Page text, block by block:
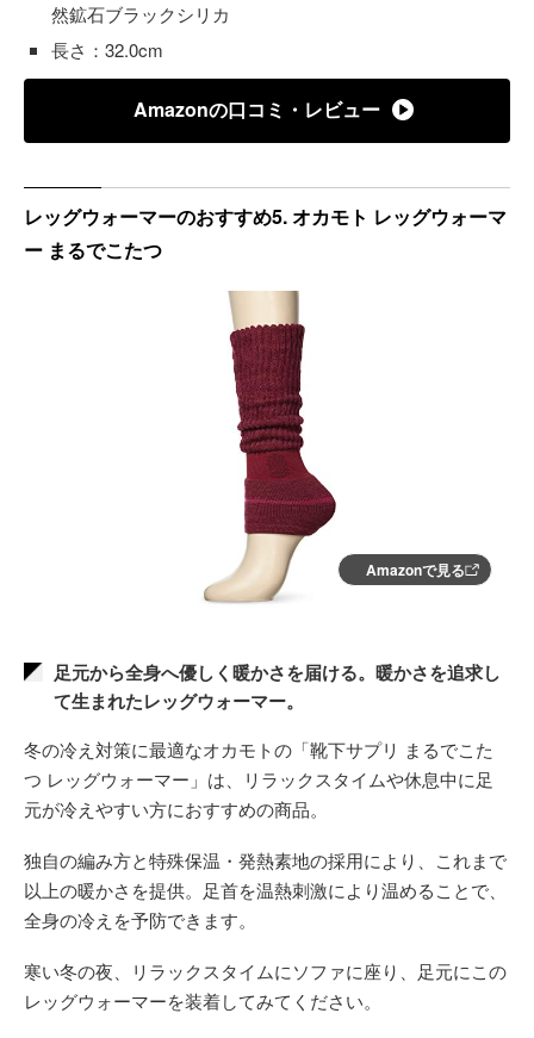
然鉱石ブラックシリカ
長さ：32.0cm
Amazonの口コミ・レビュー
レッグウォーマーのおすすめ5. オカモト レッグウォーマ
ー まるでこたつ
Amazonで見る
足元から全身へ優しく暖かさを届ける。暖かさを追求し
て生まれたレッグウォーマー。
冬の冷え対策に最適なオカモトの「靴下サプリ まるでこた
つ レッグウォーマー」は、リラックスタイムや休息中に足
元が冷えやすい方におすすめの商品。
独自の編み方と特殊保温・発熱素地の採用により、これまで
以上の暖かさを提供。足首を温熱刺激により温めることで、
全身の冷えを予防できます。
寒い冬の夜、リラックスタイムにソファに座り、足元にこの
レッグウォーマーを装着してみてください。